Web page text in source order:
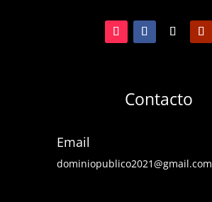
Contacto
Email
dominiopublico2021@gmail.com